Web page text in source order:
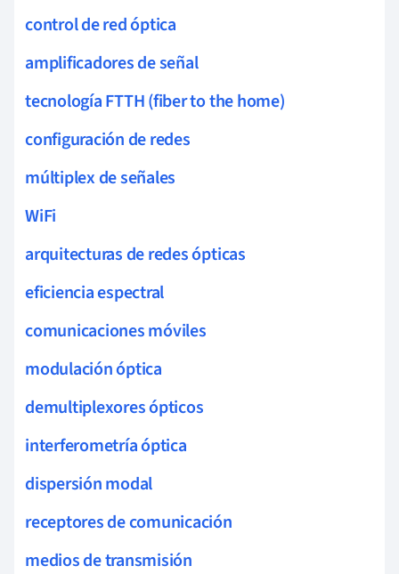
control de red óptica
amplificadores de señal
tecnología FTTH (fiber to the home)
configuración de redes
múltiplex de señales
WiFi
arquitecturas de redes ópticas
eficiencia espectral
comunicaciones móviles
modulación óptica
demultiplexores ópticos
interferometría óptica
dispersión modal
receptores de comunicación
medios de transmisión